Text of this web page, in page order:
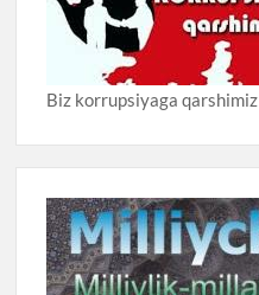
Biz korrupsiyaga qarshimiz